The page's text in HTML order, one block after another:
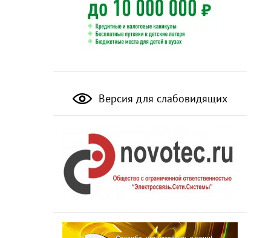
Версия для слабовидящих